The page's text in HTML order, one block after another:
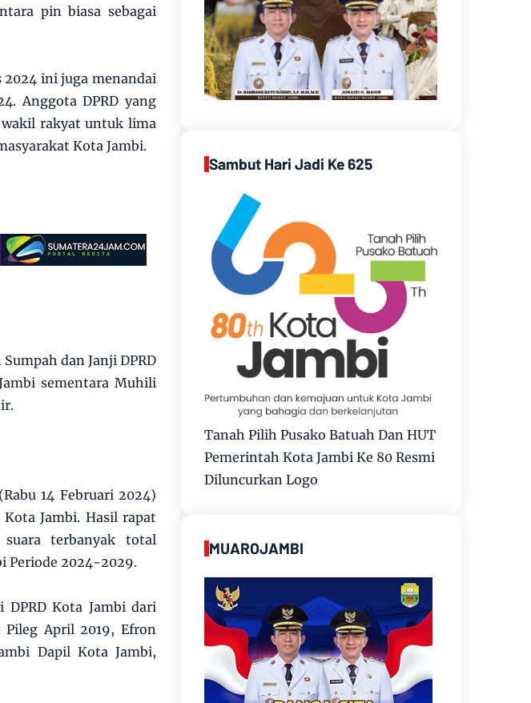
pin biasa sebagai
2024 ini juga menandai
Anggota DPRD yang
wakil rakyat untuk lima
Kota Jambi.
dan Janji DPRD
sementara Muhili
14 Februari 2024)
Jambi. Hasil rapat
terbanyak total
Periode 2024-2029.
Kota Jambi dari
Pileg April 2019, Efron
Dapil Kota Jambi,
Sambut Hari Jadi Ke 625
Tanah Pilih Pusako Batuah Dan HUT
Pemerintah Kota Jambi Ke 80 Resmi
Diluncurkan Logo
MUAROJAMBI